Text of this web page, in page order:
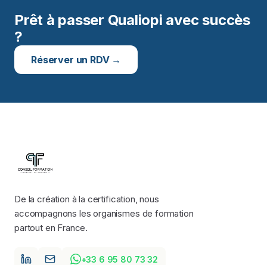
Prêt à passer Qualiopi avec succès
?
Réserver un RDV →
De la création à la certification, nous
accompagnons les organismes de formation
partout en France.
+33 6 95 80 73 32